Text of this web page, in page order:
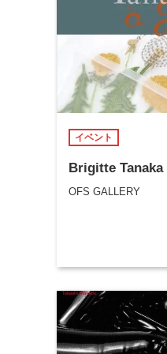
イベント
Brigitte Tanaka
OFS GALLERY